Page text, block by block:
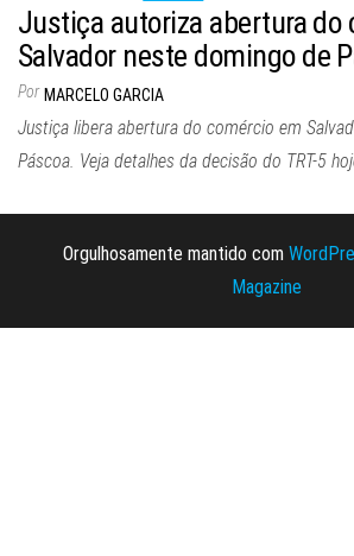
Justiça autoriza abertura do
Salvador neste domingo de
Por MARCELO GARCIA
Justiça libera abertura do comércio em
Páscoa. Veja detalhes da decisão do TRT-5
Orgulhosamente mantido com
Magazine